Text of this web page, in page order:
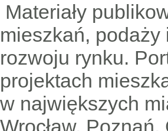
Materiały
mieszkań,
rozwoju rynku.
projektach
w największych
Wrocław,